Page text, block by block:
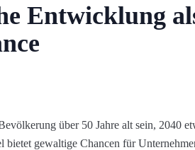
Entwicklung
über 50 Jahre alt sein, 2040
bietet gewaltige Chancen für